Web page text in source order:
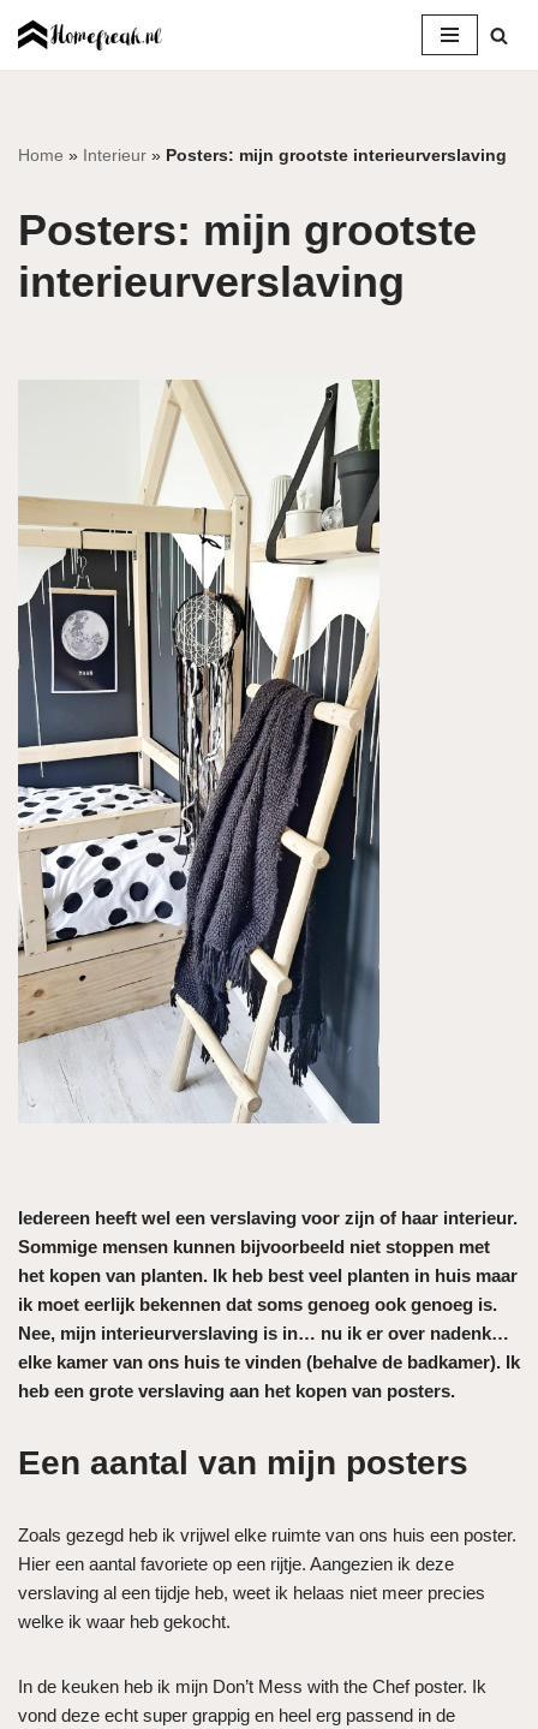
inhoud
Home » Interieur » Posters: mijn grootste interieurverslaving
Posters: mijn grootste
interieurverslaving
Iedereen heeft wel een verslaving voor zijn of haar interieur.
Sommige mensen kunnen bijvoorbeeld niet stoppen met
het kopen van planten. Ik heb best veel planten in huis maar
ik moet eerlijk bekennen dat soms genoeg ook genoeg is.
Nee, mijn interieurverslaving is in… nu ik er over nadenk…
elke kamer van ons huis te vinden (behalve de badkamer). Ik
heb een grote verslaving aan het kopen van posters.
Een aantal van mijn posters
Zoals gezegd heb ik vrijwel elke ruimte van ons huis een poster.
Hier een aantal favoriete op een rijtje. Aangezien ik deze
verslaving al een tijdje heb, weet ik helaas niet meer precies
welke ik waar heb gekocht.
In de keuken heb ik mijn Don’t Mess with the Chef poster. Ik
vond deze echt super grappig en heel erg passend in de